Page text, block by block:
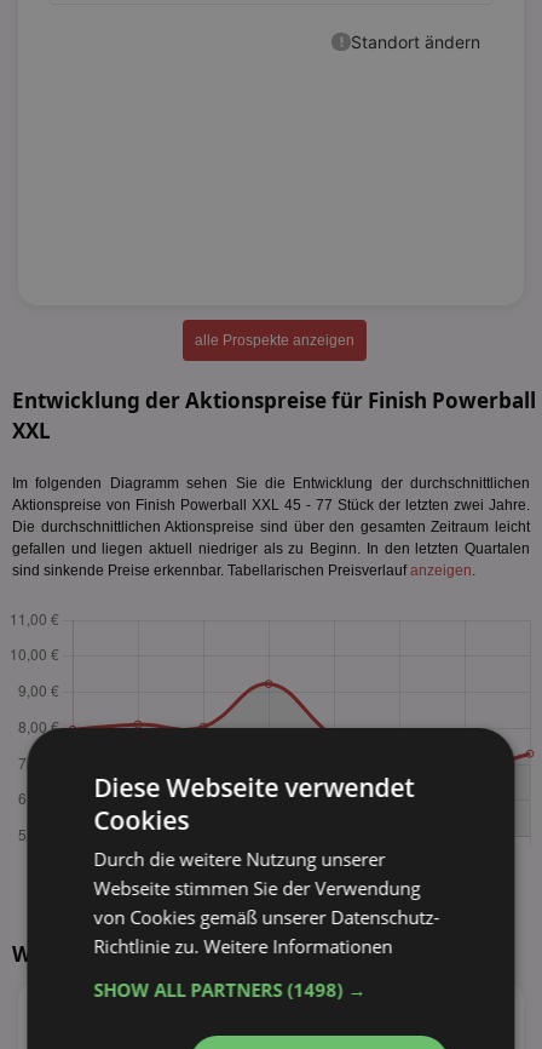
alle Prospekte anzeigen
Entwicklung der Aktionspreise für Finish Powerball
XXL
Im folgenden Diagramm sehen Sie die Entwicklung der durchschnittlichen
Aktionspreise von Finish Powerball XXL 45 - 77 Stück der letzten zwei Jahre.
Die durchschnittlichen Aktionspreise sind über den gesamten Zeitraum leicht
gefallen und liegen aktuell niedriger als zu Beginn. In den letzten Quartalen
sind sinkende Preise erkennbar. Tabellarischen Preisverlaufanzeigen.
Weitere Produkte von Finish
Finish Deo
Diese Webseite verwendet
Cookies
Durch die weitere Nutzung unserer
Webseite stimmen Sie der Verwendung
von Cookies gemäß unserer Datenschutz-
Richtlinie zu.Weitere Informationen
SHOW ALL PARTNERS(1498) →